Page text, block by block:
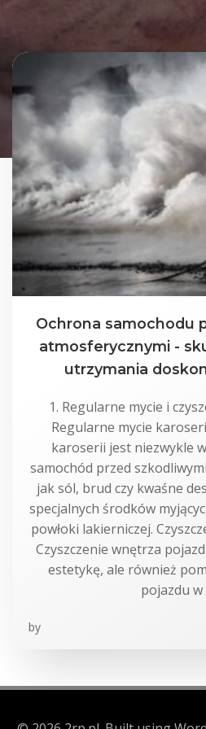
Ochrona samochodu
atmosferycznymi -
utrzymania
1. Regularne mycie i
Regularne mycie
karoserii jest niezwykle
samochód przed
jak sól, brud czy kwaśne
specjalnych środków
powłoki lakierniczej.
Czyszczenie wnętrza
estetykę, ale również
pojazdu
by